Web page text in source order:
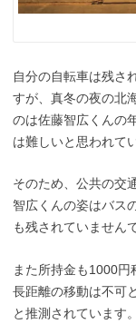
自分の自転車は残さ
すが、真冬の夜の北
のは佐藤智広くんの
は難しいと思われて
そのため、公共の交
智広くんの姿はバス
も残されていません
また所持金も1000
長距離の移動は不可
と推測されています。